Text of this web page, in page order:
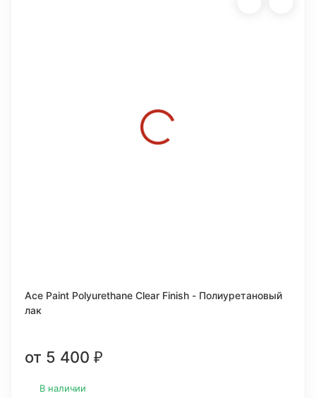
Ace Paint Polyurethane Clear Finish - Полиуретановый
лак
от 5 400 ₽
В наличии